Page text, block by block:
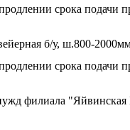
срока подачи
б/у, ш.800-
срока подачи
филиала